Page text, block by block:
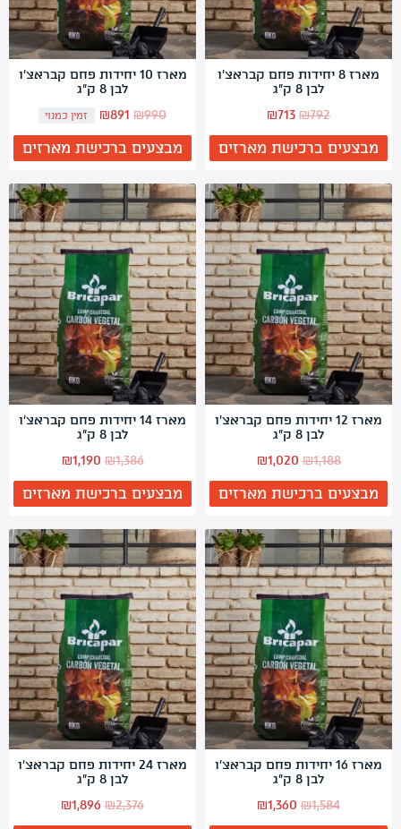
מארז 8 יחידות פחם קבראצ'ו
לבן 8 ק"ג
₪792
המחיר
המקורי
היה:
₪713
הנוכחי
הוא:
מבצעים ברכישת מארזים
מארז 10 יחידות פחם קבראצ'ו
לבן 8 ק"ג
₪990
המחיר
המקורי
היה:
₪891
המחיר
הנוכחי
הוא:
זמין כמנוי
מבצעים ברכישת מארזים
מארז 12 יחידות פחם קבראצ'ו
לבן 8 ק"ג
₪1,188
המחיר
המקורי
היה:
₪1,020
הנוכחי
הוא:
מבצעים ברכישת מארזים
מארז 14 יחידות פחם קבראצ'ו
לבן 8 ק"ג
₪1,386
המחיר
המקורי
היה:
₪1,190
הנוכחי
הוא:
מבצעים ברכישת מארזים
מארז 16 יחידות פחם קבראצ'ו
לבן 8 ק"ג
₪1,584
המחיר
המקורי
₪1,360
הנוכחי
מארז 24 יחידות פחם קבראצ'ו
לבן 8 ק"ג
₪2,376
המחיר
המקורי
₪1,896
הנוכחי